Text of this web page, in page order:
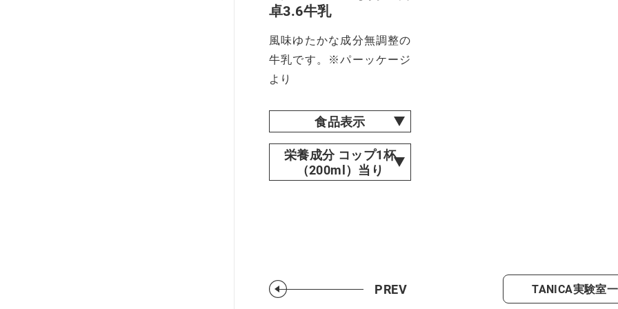
卓3.6牛乳
風味ゆたかな成分無調整の
牛乳です。※パーッケージ
より
食品表示
栄養成分 コップ1杯
（200ml）当り
PREV TANICA実験室